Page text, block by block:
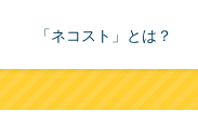
「ネコスト」とは？